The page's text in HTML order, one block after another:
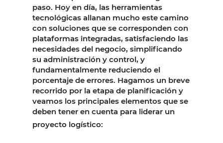
paso. Hoy en día, las herramientas
tecnológicas allanan mucho este camino
con soluciones que se corresponden con
plataformas integradas, satisfaciendo las
necesidades del negocio, simplificando
su administración y control, y
fundamentalmente reduciendo el
porcentaje de errores. Hagamos un breve
recorrido por la etapa de planificación y
veamos los principales elementos que se
deben tener en cuenta para liderar un
proyecto logístico: